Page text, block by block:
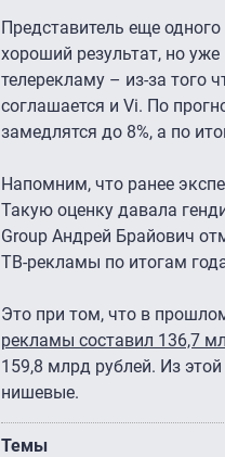
Представитель еще
хороший результат, но
телерекламу – из-за того
соглашается и Vi. По
замедлятся до 8%, а по
Напомним, что ранее
Такую оценку давала
Group Андрей Брайович
ТВ-рекламы по итогам
Это при том, что в
рекламы составил 136,7
159,8 млрд рублей. Из
нишевые.
Темы